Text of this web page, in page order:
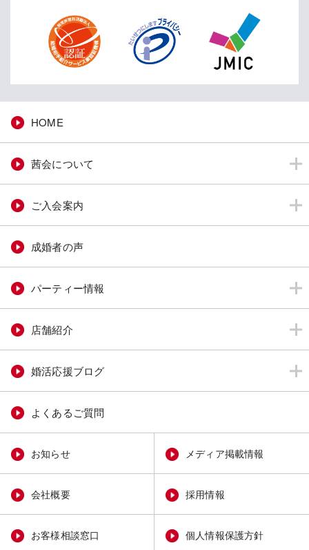
HOME
茜会について
ご入会案内
成婚者の声
パーティー情報
店舗紹介
婚活応援ブログ
よくあるご質問
お知らせ メディア掲載情報
会社概要 採用情報
お客様相談窓口 個人情報保護方針